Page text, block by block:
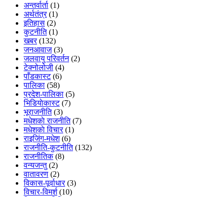
अन्तर्वार्ता (1)
अर्थतंत्र(1)
इतिहास (2)
कुटनीति(1)
खबर(132)
जनआवाज(3)
जलवायु परिवर्तन(2)
टेक्नोलोजी (4)
पाँडकास्ट(6)
पालिका (58)
प्रदेश-पालिका (5)
भिडियाेकास्ट(7)
भूराजनीति(3)
मधेशकाे राजनीति(7)
मधेशकाे विचार(1)
राइजिंग-मधेश(6)
राजनीति-कुटनीति(132)
राजनीतिक(8)
वन्यजन्तु(2)
वातावरण (2)
विकास-पूर्वाधार(3)
विचार-विमर्श(10)